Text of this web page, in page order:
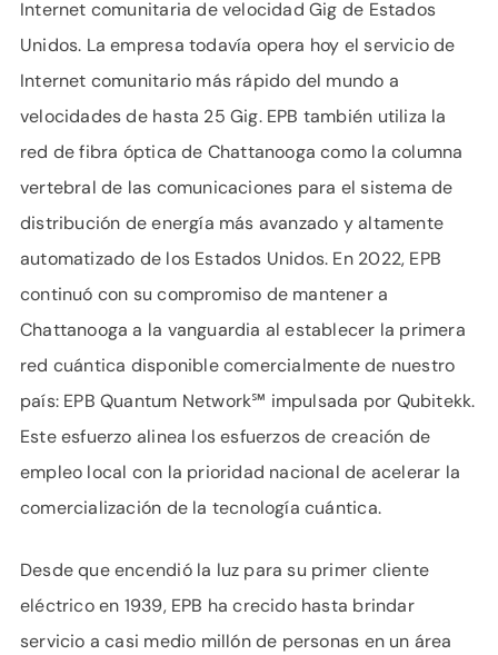
Internet comunitaria de velocidad Gig de Estados
Unidos. La empresa todavía opera hoy el servicio de
Internet comunitario más rápido del mundo a
velocidades de hasta 25 Gig. EPB también utiliza la
red de fibra óptica de Chattanooga como la columna
vertebral de las comunicaciones para el sistema de
distribución de energía más avanzado y altamente
automatizado de los Estados Unidos. En 2022, EPB
continuó con su compromiso de mantener a
Chattanooga a la vanguardia al establecer la primera
red cuántica disponible comercialmente de nuestro
país: EPB Quantum Network℠ impulsada por Qubitekk.
Este esfuerzo alinea los esfuerzos de creación de
empleo local con la prioridad nacional de acelerar la
comercialización de la tecnología cuántica.
Desde que encendió la luz para su primer cliente
eléctrico en 1939, EPB ha crecido hasta brindar
servicio a casi medio millón de personas en un área